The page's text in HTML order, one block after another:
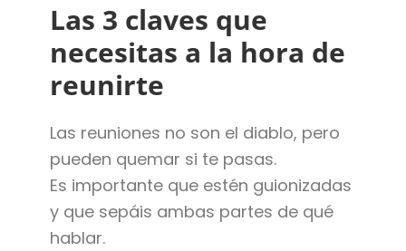
Las 3 claves que
necesitas a la hora de
reunirte
Las reuniones no son el diablo, pero
pueden quemar si te pasas.
Es importante que estén guionizadas
y que sepáis ambas partes de qué
hablar.